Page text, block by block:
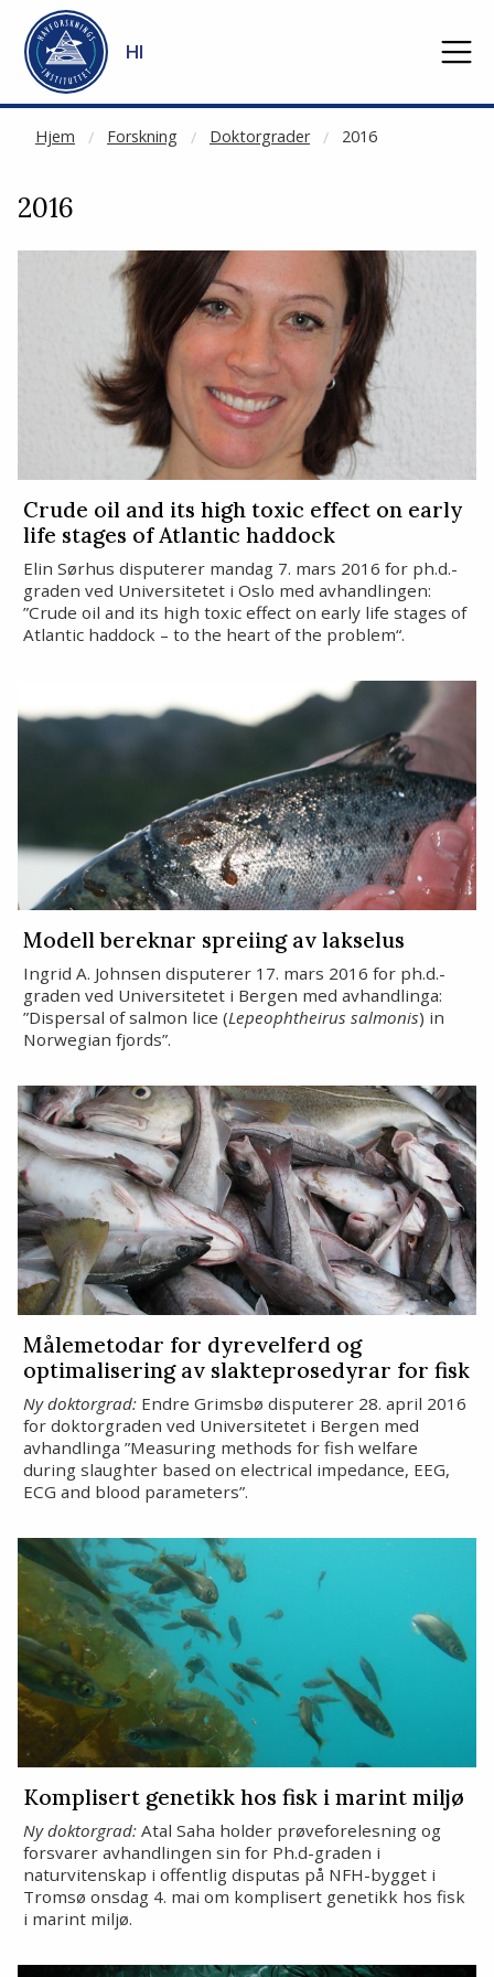
Gå til hovedinnhold
HI
Hjem Forskning Doktorgrader 2016
NOT CACHED
2016
Crude oil and its high toxic effect on early
life stages of Atlantic haddock
Elin Sørhus disputerer mandag 7. mars 2016 for ph.d.-
graden ved Universitetet i Oslo med avhandlingen:
”Crude oil and its high toxic effect on early life stages of
Atlantic haddock – to the heart of the problem“.
Modell bereknar spreiing av lakselus
Ingrid A. Johnsen disputerer 17. mars 2016 for ph.d.-
graden ved Universitetet i Bergen med avhandlinga:
”Dispersal of salmon lice (Lepeophtheirus salmonis) in
Norwegian fjords”.
Målemetodar for dyrevelferd og
optimalisering av slakteprosedyrar for fisk
Ny doktorgrad:Endre Grimsbø disputerer 28. april 2016
for doktorgraden ved Universitetet i Bergen med
avhandlinga ”Measuring methods for fish welfare
during slaughter based on electrical impedance, EEG,
ECG and blood parameters”.
Komplisert genetikk hos fisk i marint miljø
Ny doktorgrad:Atal Saha holder prøveforelesning og
forsvarer avhandlingen sin for Ph.d-graden i
naturvitenskap i offentlig disputas på NFH-bygget i
Tromsø onsdag 4. mai om komplisert genetikk hos fisk
i marint miljø.